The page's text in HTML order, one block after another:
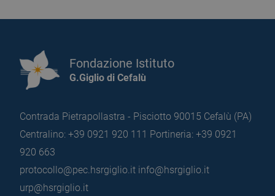
Fondazione Istituto
G.Giglio di Cefalù
Contrada Pietrapollastra - Pisciotto 90015 Cefalù (PA)
Centralino: +39 0921 920 111 Portineria: +39 0921
920 663
protocollo@pec.hsrgiglio.it info@hsrgiglio.it
urp@hsrgiglio.it